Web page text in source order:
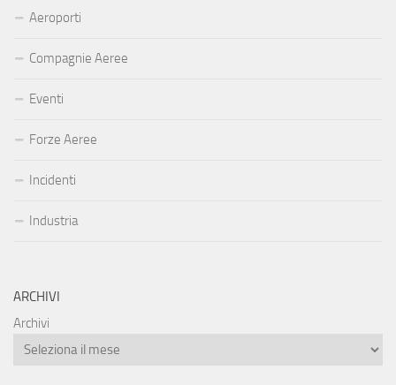
Aeroporti
Compagnie Aeree
Eventi
Forze Aeree
Incidenti
Industria
ARCHIVI
Archivi